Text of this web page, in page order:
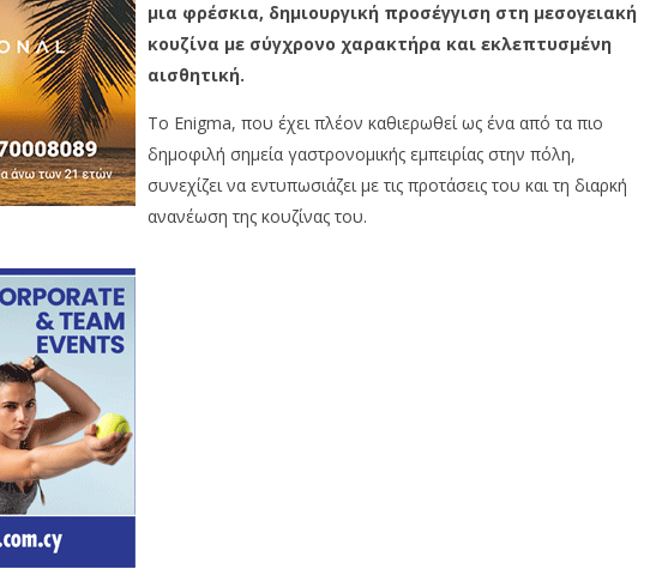
μια φρέσκια, δημιουργική προσέγγιση στη μεσογειακή
κουζίνα με σύγχρονο χαρακτήρα και εκλεπτυσμένη
αισθητική.
Το Enigma, που έχει πλέον καθιερωθεί ως ένα από τα πιο
δημοφιλή σημεία γαστρονομικής εμπειρίας στην πόλη,
συνεχίζει να εντυπωσιάζει με τις προτάσεις του και τη διαρκή
ανανέωση της κουζίνας του.